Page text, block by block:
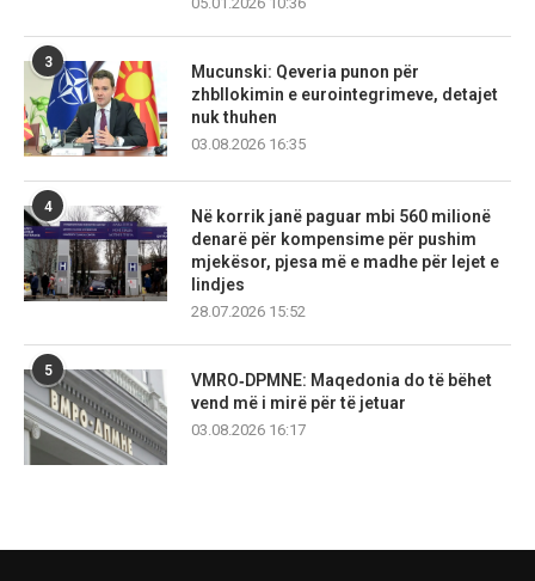
3
Mucunski: Qeveria punon për
zhbllokimin e eurointegrimeve, detajet
nuk thuhen
03.08.2026 16:35
4
Në korrik janë paguar mbi 560 milionë
denarë për kompensime për pushim
mjekësor, pjesa më e madhe për lejet e
lindjes
28.07.2026 15:52
5
VMRO‑DPMNE: Maqedonia do të bëhet
vend më i mirë për të jetuar
03.08.2026 16:17